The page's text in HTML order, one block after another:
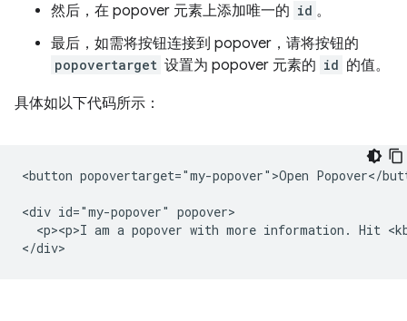
然后，在 popover 元素上添加唯一的 id 。
最后，如需将按钮连接到 popover，请将按钮的
popovertarget 设置为 popover 元素的 id 的值。
具体如以下代码所示：
<button popovertarget="my-popover">Open Popover</
<div id="my-popover" popover>
<p><p>I am a popover with more information. Hit